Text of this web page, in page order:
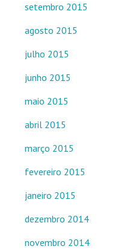
setembro 2015
agosto 2015
julho 2015
junho 2015
maio 2015
abril 2015
março 2015
fevereiro 2015
janeiro 2015
dezembro 2014
novembro 2014